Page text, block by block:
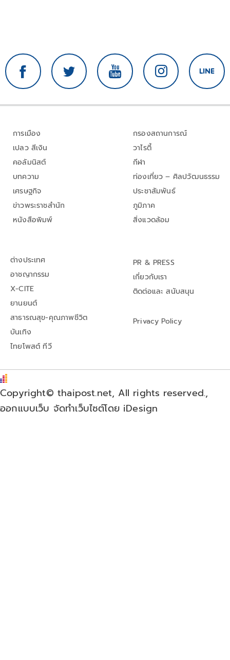
การเมือง
เปลว สีเงิน
คอลัมนิสต์
บทความ
เศรษฐกิจ
ข่าวพระราชสำนัก
หนังสือพิมพ์
กรองสถานการณ์
วาไรตี้
กีฬา
ท่องเที่ยว – ศิลปวัฒนธรรม
ประชาสัมพันธ์
ภูมิภาค
สิ่งแวดล้อม
ต่างประเทศ
อาชญากรรม
X-CITE
ยานยนต์
สาธารณสุข-คุณภาพชีวิต
บันเทิง
ไทยโพสต์ ทีวี
PR & PRESS
เกี่ยวกับเรา
ติดต่อและ สนับสนุน
Privacy Policy
Copyright© thaipost.net, All rights reserved.,
ออกแบบเว็บ จัดทำเว็บไซต์โดย iDesign